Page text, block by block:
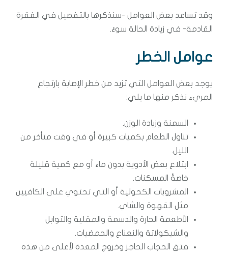
وقد تساعد بعض العوامل -سنذكرها بالتفصيل في الفقرة
القادمة- في زيادة الحالة سوءً.
عوامل الخطر
يوجد بعض العوامل التي تزيد من خطر الإصابة بارتجاع
المريء نذكر منها ما يلي:
السمنة وزيادة الوزن.
تناول الطعام بكميات كبيرة أو في وقت متأخر من
الليل.
ابتلاع بعض الأدوية بدون ماء أو مع كمية قليلة
خاصةً المسكنات.
المشروبات الكحولية أو التي تحتوي على الكافيين
مثل القهوة والشاي.
الأطعمة الحارة والدسمة والمقلية والتوابل
والشيكولاتة والنعناع والحمضيات.
فتق الحجاب الحاجز وخروج المعدة لأعلى من هذه